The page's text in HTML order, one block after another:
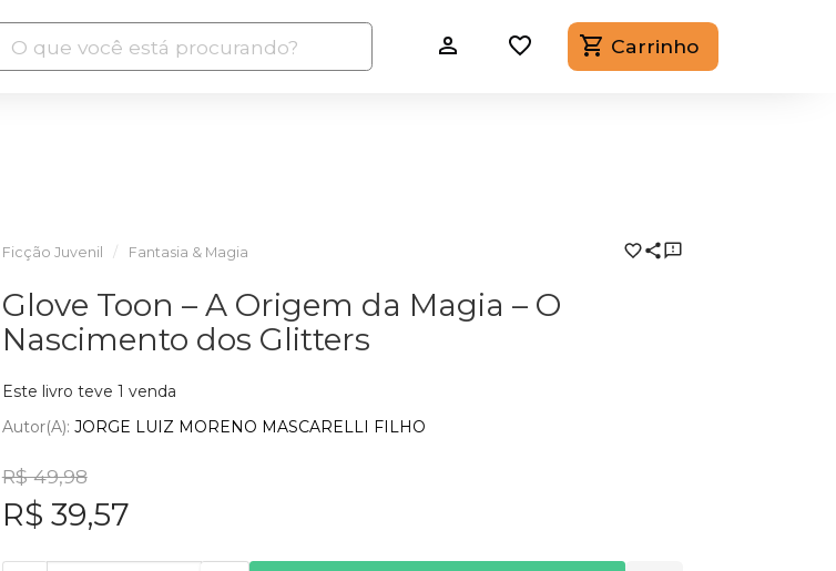
Carrinho
Ficção Juvenil Fantasia & Magia
Glove Toon – A Origem da Magia – O
Nascimento dos Glitters
Este livro teve 1 venda
Autor(a): JORGE LUIZ MORENO MASCARELLI FILHO
R$ 49,98
R$ 39,57